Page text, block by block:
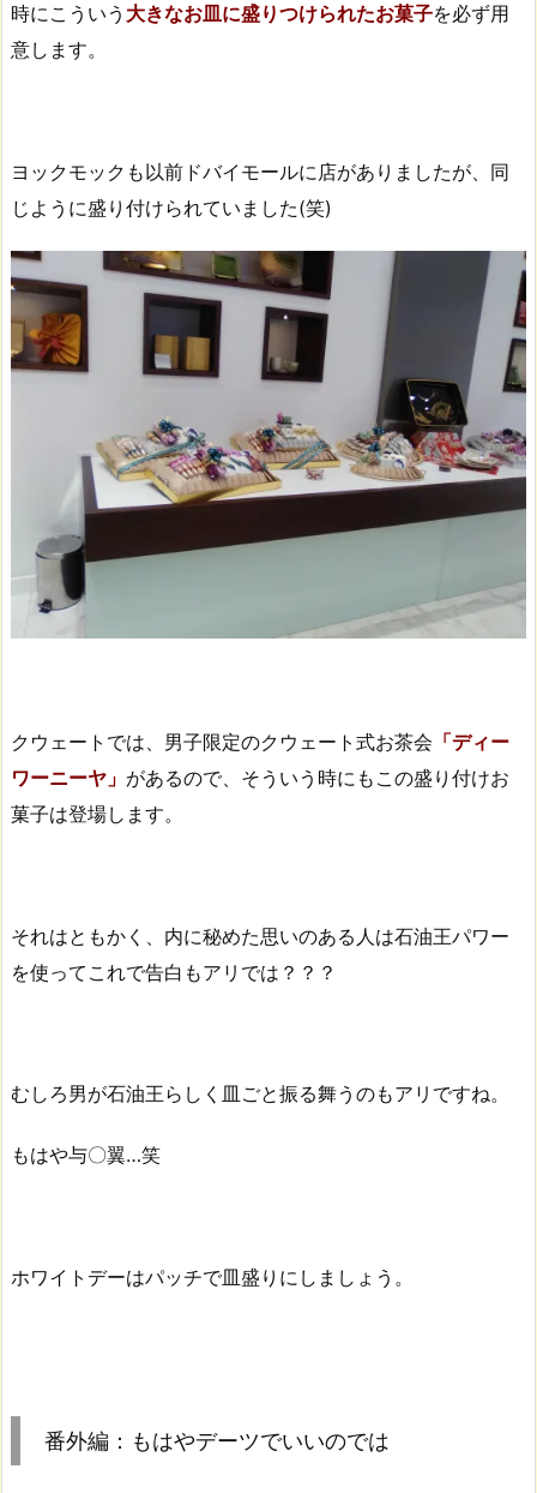
時にこういう 大きなお皿に盛りつけられたお菓子を必ず用
意します。
ヨックモックも以前ドバイモールに店がありましたが、同
じように盛り付けられていました(笑)
クウェートでは、男子限定のクウェート式お茶会 「ディー
ワーニーヤ」 があるので、そういう時にもこの盛り付けお
菓子は登場します。
それはともかく、内に秘めた思いのある人は石油王パワー
を使ってこれで告白もアリでは？？？
むしろ男が石油王らしく皿ごと振る舞うのもアリですね。
もはや与〇翼…笑
ホワイトデーはパッチで皿盛りにしましょう。
番外編：もはやデーツでいいのでは